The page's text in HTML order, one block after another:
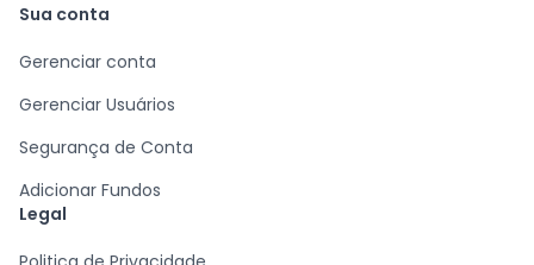
Sua conta
Gerenciar conta
Gerenciar Usuários
Segurança de Conta
Adicionar Fundos
Legal